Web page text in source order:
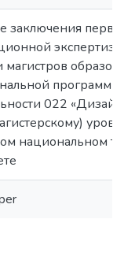
заключения
экспертизы
магистров
022
национальном